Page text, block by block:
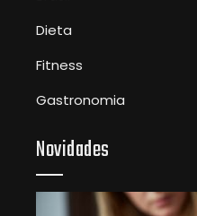
Dieta
Fitness
Gastronomia
Novidades